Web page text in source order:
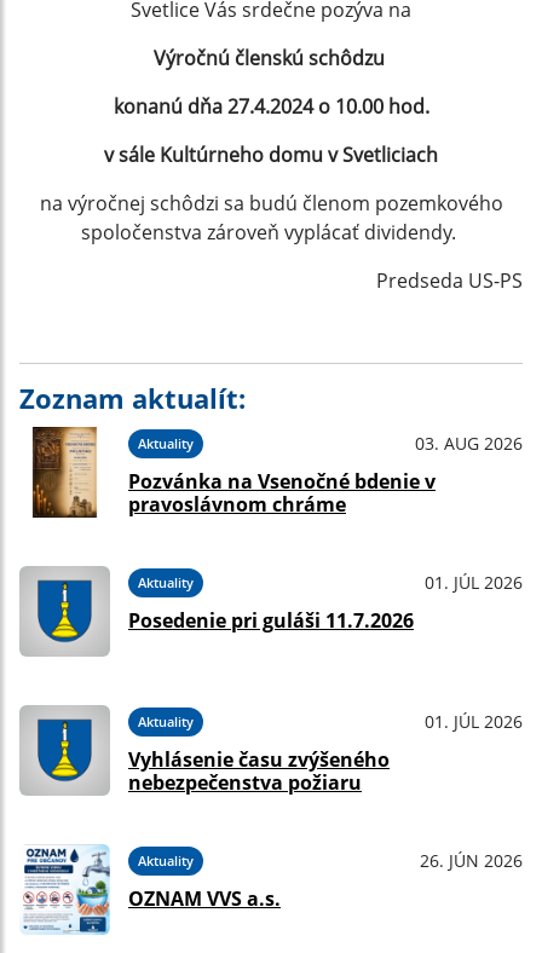
Svetlice Vás srdečne pozýva na
Výročnú členskú schôdzu
konanú dňa 27.4.2024 o 10.00 hod.
v sále Kultúrneho domu v Svetliciach
na výročnej schôdzi sa budú členom pozemkového
spoločenstva zároveň vyplácať dividendy.
Predseda US-PS
Zoznam aktualít:
Aktuality 03. AUG 2026
Pozvánka na Vsenočné bdenie v
pravoslávnom chráme
Aktuality 01. JÚL 2026
Posedenie pri guláši 11.7.2026
Aktuality 01. JÚL 2026
Vyhlásenie času zvýšeného
nebezpečenstva požiaru
Aktuality 26. JÚN 2026
OZNAM VVS a.s.